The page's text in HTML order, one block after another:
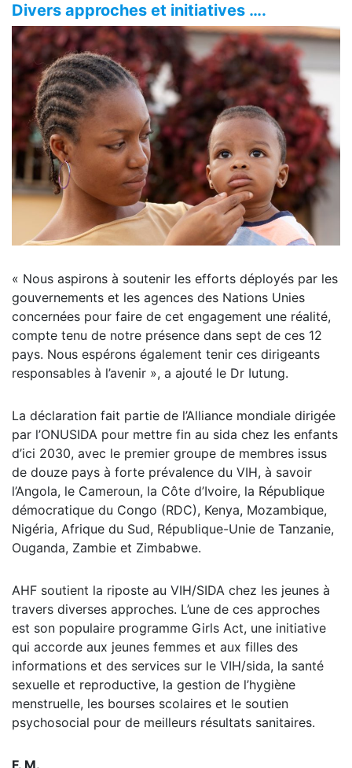
Divers approches et initiatives ….
« Nous aspirons à soutenir les efforts déployés par les
gouvernements et les agences des Nations Unies
concernées pour faire de cet engagement une réalité,
compte tenu de notre présence dans sept de ces 12
pays. Nous espérons également tenir ces dirigeants
responsables à l’avenir », a ajouté le Dr Iutung.
La déclaration fait partie de l’Alliance mondiale dirigée
par l’ONUSIDA pour mettre fin au sida chez les enfants
d’ici 2030, avec le premier groupe de membres issus
de douze pays à forte prévalence du VIH, à savoir
l’Angola, le Cameroun, la Côte d’Ivoire, la République
démocratique du Congo (RDC), Kenya, Mozambique,
Nigéria, Afrique du Sud, République-Unie de Tanzanie,
Ouganda, Zambie et Zimbabwe.
AHF soutient la riposte au VIH/SIDA chez les jeunes à
travers diverses approches. L’une de ces approches
est son populaire programme Girls Act, une initiative
qui accorde aux jeunes femmes et aux filles des
informations et des services sur le VIH/sida, la santé
sexuelle et reproductive, la gestion de l’hygiène
menstruelle, les bourses scolaires et le soutien
psychosocial pour de meilleurs résultats sanitaires.
F. M.